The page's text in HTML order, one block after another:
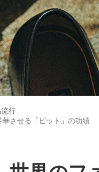
行
させる「ビット」の功績